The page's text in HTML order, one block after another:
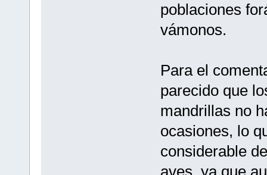
poblaciones
vámonos.
Para el
parecido que
mandrillas no
ocasiones, lo
considerable